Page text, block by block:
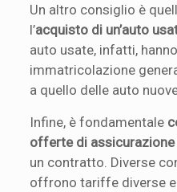
Un altro consiglio è
l’acquisto di un’auto
auto usate, infatti,
immatricolazione
a quello delle auto
Infine, è fondamentale
offerte di
un contratto. Diverse
offrono tariffe diverse